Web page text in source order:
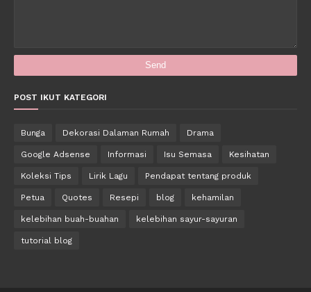
POST IKUT KATEGORI
Bunga Dekorasi Dalaman Rumah Drama
Google Adsense Informasi Isu Semasa Kesihatan
Koleksi Tips Lirik Lagu Pendapat tentang produk
Petua Quotes Resepi blog kehamilan
kelebihan buah-buahan kelebihan sayur-sayuran
tutorial blog